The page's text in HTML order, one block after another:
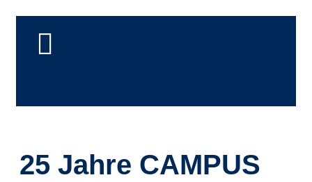
25 Jahre CAMPUS